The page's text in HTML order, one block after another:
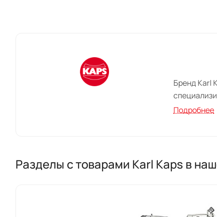
Бренд Karl
Подробнее
Разделы с товарами Karl Kaps в